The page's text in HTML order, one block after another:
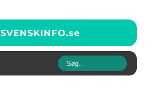
SVENSKINFO.se